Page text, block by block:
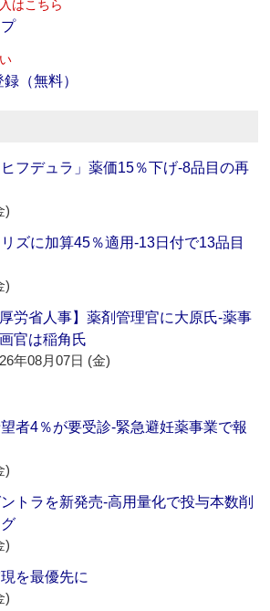
はこちら
（無料）
ヒフデュラ」薬価15％下げ‐8品目の再
)
ズに加算45％適用‐13日付で13品目
)
厚労省人事】薬剤管理官に大原氏‐薬事
官は稲角氏
年08月07日 (金)
者4％が要受診‐緊急避妊薬事業で報
)
トラを新発売‐高用量化で投与本数削
)
を最優先に
)